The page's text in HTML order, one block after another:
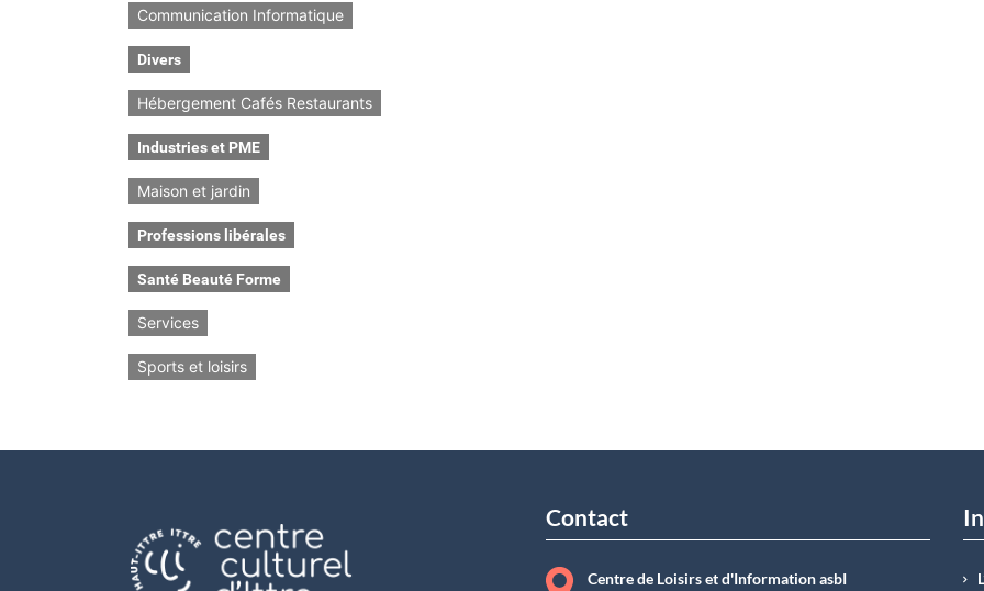
Communication Informatique
Divers
Hébergement Cafés Restaurants
Industries et PME
Maison et jardin
Professions libérales
Santé Beauté Forme
Services
Sports et loisirs
Contact
Centre de Loisirs et d'Information asbI